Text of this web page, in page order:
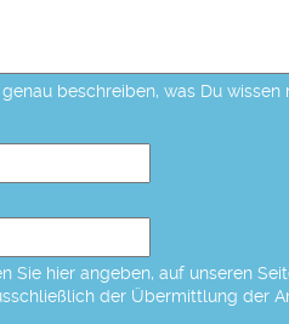
beschreiben, was Du wissen
Sie hier angeben, auf unseren
der Übermittlung der